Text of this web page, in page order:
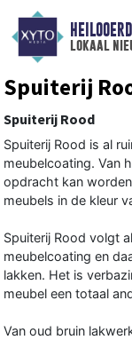
lokaal
Spuiterij
Spuiterij Rood
Spuiterij Rood is al
meubelcoating. Van
opdracht kan
meubels in de kleur
Spuiterij Rood volgt
meubelcoating en
lakken. Het is
meubel een totaal
Van oud bruin